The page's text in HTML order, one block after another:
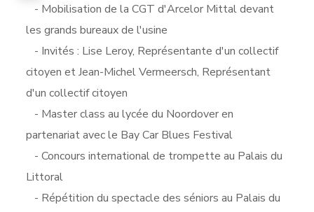
- Mobilisation de la CGT d'Arcelor Mittal devant
les grands bureaux de l'usine
- Invités : Lise Leroy, Représentante d'un collectif
citoyen et Jean-Michel Vermeersch, Représentant
d'un collectif citoyen
- Master class au lycée du Noordover en
partenariat avec le Bay Car Blues Festival
- Concours international de trompette au Palais du
Littoral
- Répétition du spectacle des séniors au Palais du